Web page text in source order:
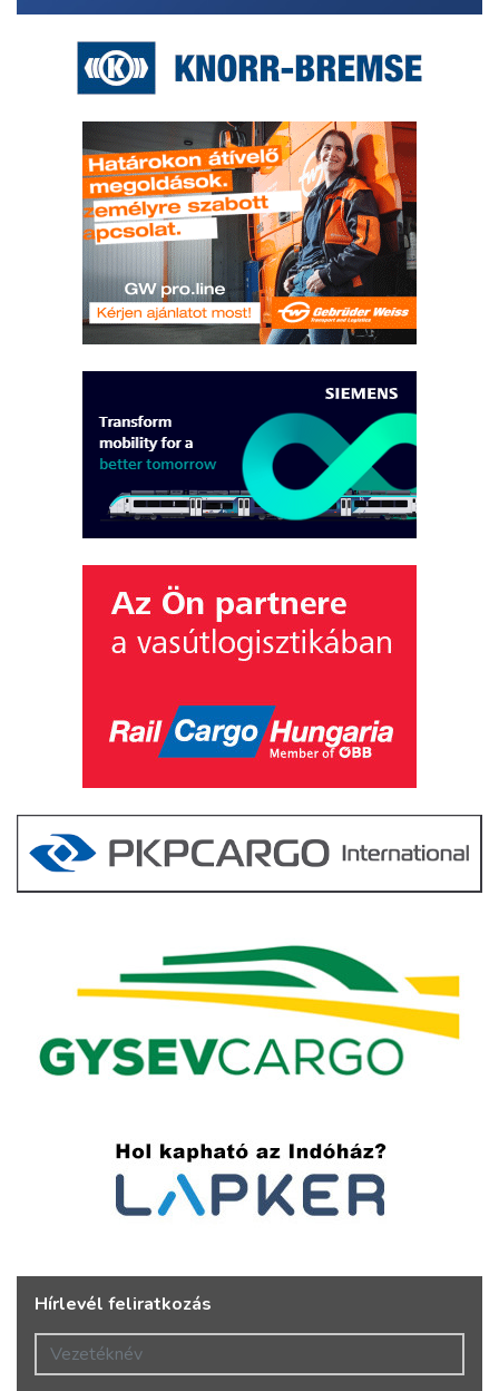
Hírlevél feliratkozás
Vezetéknév